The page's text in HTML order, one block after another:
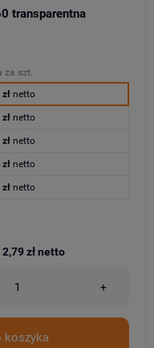
transparentna
za szt.
netto
netto
netto
netto
netto
+
koszyka
2,79 złnetto